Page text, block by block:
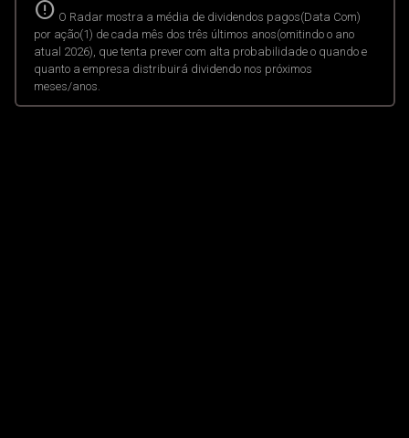
error O Radar mostra a média de dividendos pagos(Data Com)
por ação(1) de cada mês dos três últimos anos(omitindo o ano
atual 2026), que tenta prever com alta probabilidade o quando e
quanto a empresa distribuirá dividendo nos próximos
meses/anos.